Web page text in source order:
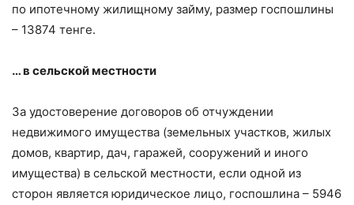
по ипотечному жилищному займу, размер госпошлины
– 13874 тенге.
… в сельской местности
За удостоверение договоров об отчуждении
недвижимого имущества (земельных участков, жилых
домов, квартир, дач, гаражей, сооружений и иного
имущества) в сельской местности, если одной из
сторон является юридическое лицо, госпошлина – 5946